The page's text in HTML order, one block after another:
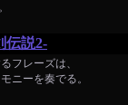
説2-
フレーズは、
ニーを奏でる。